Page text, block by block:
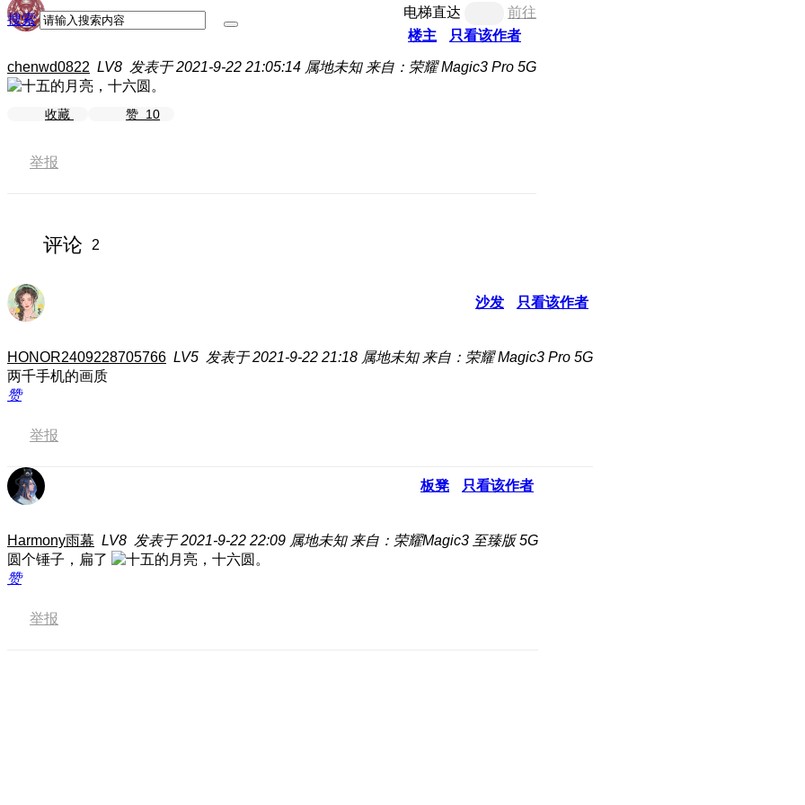
搜索 电梯直达
前往
楼主
只看该作者
chenwd0822 LV8 发表于 2021-9-22 21:05:14 属地未知 来自：荣耀 Magic3 Pro 5G
收藏 赞 10
举报
评论 2
沙发 只看该作者
HONOR2409228705766 LV5 发表于 2021-9-22 21:18 属地未知 来自：荣耀 Magic3 Pro 5G
两千手机的画质
赞
举报
板凳 只看该作者
Harmony雨幕 LV8 发表于 2021-9-22 22:09 属地未知 来自：荣耀Magic3 至臻版 5G
圆个锤子，扁了
赞
举报